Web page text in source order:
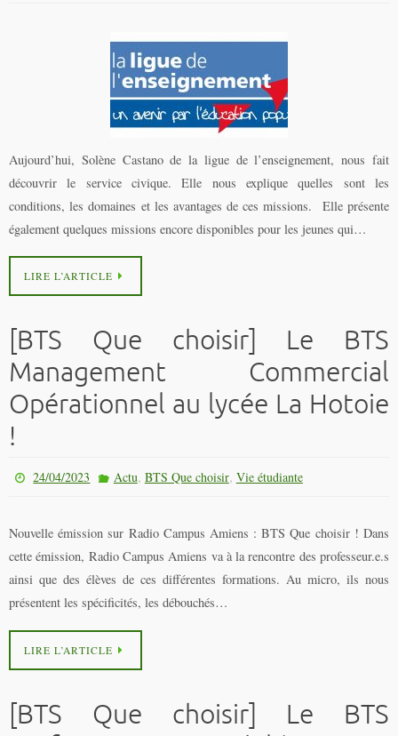
Aujourd’hui, Solène Castano de la ligue de l’enseignement, nous fait
découvrir le service civique. Elle nous explique quelles sont les
conditions, les domaines et les avantages de ces missions. Elle présente
également quelques missions encore disponibles pour les jeunes qui…
LIRE L’ARTICLE
[BTS Que choisir] Le BTS
Management Commercial
Opérationnel au lycée La Hotoie
!
24/04/2023 Actu, BTS Que choisir, Vie étudiante
Nouvelle émission sur Radio Campus Amiens : BTS Que choisir ! Dans
cette émission, Radio Campus Amiens va à la rencontre des professeur.e.s
ainsi que des élèves de ces différentes formations. Au micro, ils nous
présentent les spécificités, les débouchés…
LIRE L’ARTICLE
[BTS Que choisir] Le BTS